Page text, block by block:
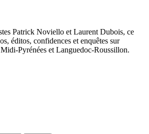
Patrick Noviello et Laurent Dubois, ce
éditos, confidences et enquêtes sur
Pyrénées et Languedoc-Roussillon.